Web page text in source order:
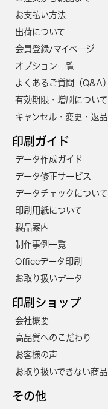
お支払い方法
出荷について
会員登録/マイページ
オプション一覧
よくあるご質問（Q&A）
有効期限・増刷について
キャンセル・変更・返品
印刷ガイド
データ作成ガイド
データ修正サービス
データチェックについて
印刷用紙について
製品案内
制作事例一覧
Officeデータ印刷
お取り扱いデータ
印刷ショップ
会社概要
高品質へのこだわり
お客様の声
お取り扱いできない商品
その他